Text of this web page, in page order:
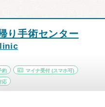
り手術センター
約 マイナ受付 (スマホ可)
応